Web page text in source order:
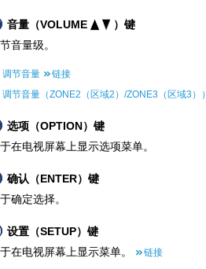
音量（VOLUME
）键
音量级。
调节音量
链接
调节音量（ZONE2（区域2）/ZONE3（区域3））
选项（OPTION）键
在电视屏幕上显示选项菜单。
确认（ENTER）键
确定选择。
设置（SETUP）键
在电视屏幕上显示菜单。
链接